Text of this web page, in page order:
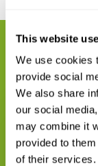
This website
We use cookies
provide social
We also share
our social
may combine it
provided to
of their services.
VERWANDTE